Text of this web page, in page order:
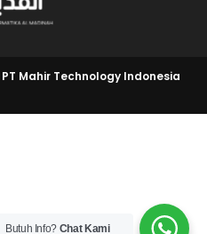
PT Mahir Technology Indonesia